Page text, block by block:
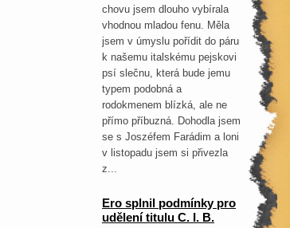
chovu jsem dlouho vybírala
vhodnou mladou fenu. Měla
jsem v úmyslu pořídit do páru
k našemu italskému pejskovi
psí slečnu, která bude jemu
typem podobná a
rodokmenem blízká, ale ne
přímo příbuzná. Dohodla jsem
se s Joszéfem Farádim a loni
v listopadu jsem si přivezla
z...
Ero splnil podmínky pro
udělení titulu C. I. B.